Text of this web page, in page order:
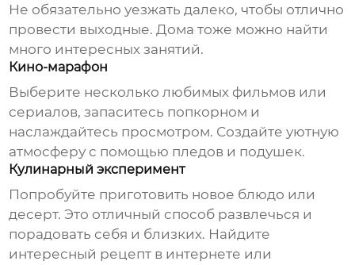
Не обязательно уезжать далеко, чтобы отлично
провести выходные. Дома тоже можно найти
много интересных занятий.
Кино-марафон
Выберите несколько любимых фильмов или
сериалов, запаситесь попкорном и
наслаждайтесь просмотром. Создайте уютную
атмосферу с помощью пледов и подушек.
Кулинарный эксперимент
Попробуйте приготовить новое блюдо или
десерт. Это отличный способ развлечься и
порадовать себя и близких. Найдите
интересный рецепт в интернете или